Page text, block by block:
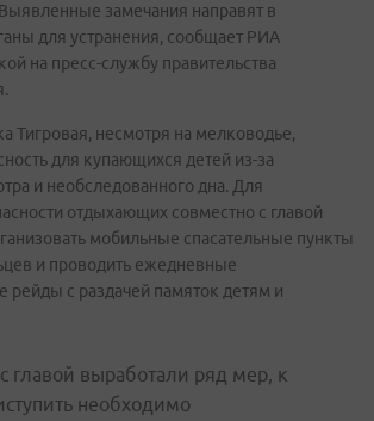
замечания направят в
для устранения, сообщает РИА
на пресс-службу правительства
Тигровая, несмотря на мелководье,
для купающихся детей из-за
и необследованного дна. Для
отдыхающих совместно с главой
мобильные спасательные пункты
и проводить ежедневные
рейды с раздачей памяток детям и
главой выработали ряд мер, к
необходимо